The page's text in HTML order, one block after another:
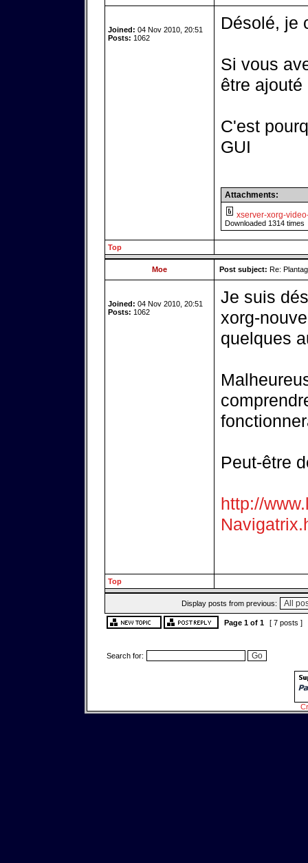
Joined: 04 Nov 2010, 20:51
Posts: 1062
Désolé, je
Si vous
être
C'est
GUI
Attachments:
xserver-xorg-
Downloaded 1314 times
Top
Moe Post subject: Re:
Joined: 04 Nov 2010, 20:51
Posts: 1062
Je suis
xorg-
quelques
Peut-être
http://
Top
Display posts from previous:
Page 1of 1 [ 7 posts ]
Search for: